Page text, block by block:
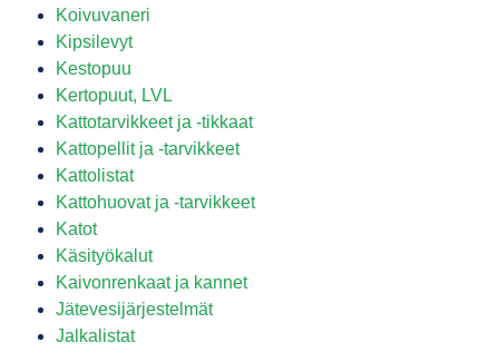
Koivuvaneri
Kipsilevyt
Kestopuu
Kertopuut, LVL
Kattotarvikkeet ja -tikkaat
Kattopellit ja -tarvikkeet
Kattolistat
Kattohuovat ja -tarvikkeet
Katot
Käsityökalut
Kaivonrenkaat ja kannet
Jätevesijärjestelmät
Jalkalistat